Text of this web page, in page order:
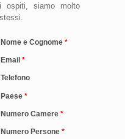
ospiti, siamo molto
Nome e Cognome
Email
Telefono
Paese
Numero Camere
Numero Persone